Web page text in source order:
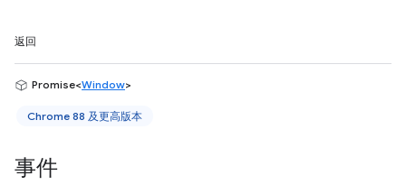
返回
Promise<Window>
Chrome 88 及更高版本
事件